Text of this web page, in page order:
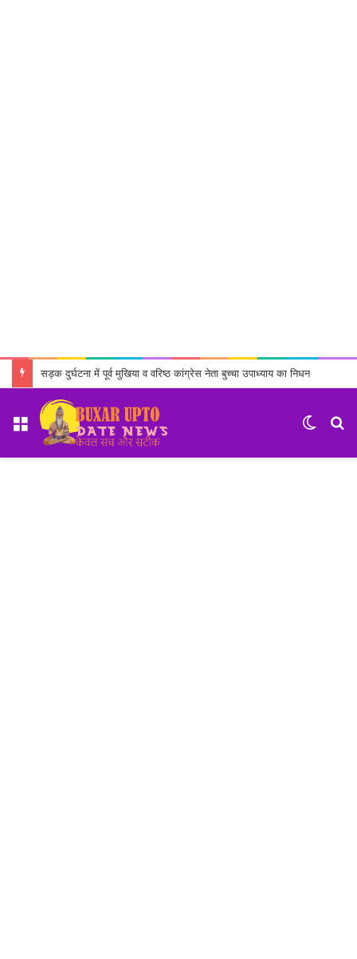
सड़क दुर्घटना में पूर्व मुखिया व वरिष्ठ कांग्रेस नेता बुच्चा उपाध्याय का निधन
Menu
Switch